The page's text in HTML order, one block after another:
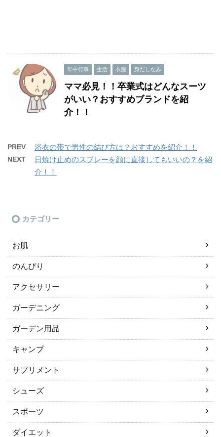
年中行事 生活 衣服 身だしなみ
ママ必見！！卒業式はどんなスーツ
がいい？おすすめブランドを紹
介！！
PREV 浴衣の帯で男性の結び方は？おすすめを紹介！！
NEXT
日焼け止めのスプレーを顔に直接してもいいの？を紹
介！！
カテゴリー
お肌
のんびり
アクセサリー
ガーデニング
ガーデン用品
キャンプ
サプリメント
シューズ
スポーツ
ダイエット